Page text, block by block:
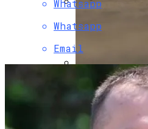
Инаугурация
Резкий
В Украину
Дешевых
Whatsapp
Whatsapp
Email